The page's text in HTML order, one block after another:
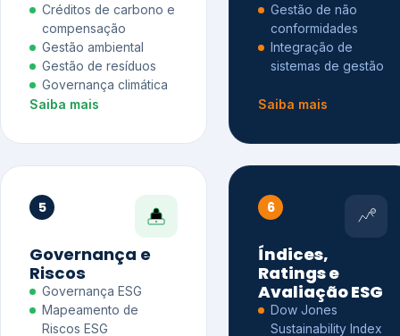
Créditos de carbono e
compensação
Gestão ambiental
Gestão de resíduos
Governança climática
Saiba mais
Gestão de não
conformidades
Integração de
sistemas de gestão
Saiba mais
5
Governança e
Riscos
Governança ESG
Mapeamento de
Riscos ESG
6
Índices,
Ratings e
Avaliação ESG
Dow Jones
Sustainability Index